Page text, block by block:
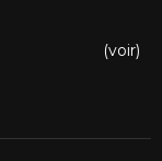
(voir)